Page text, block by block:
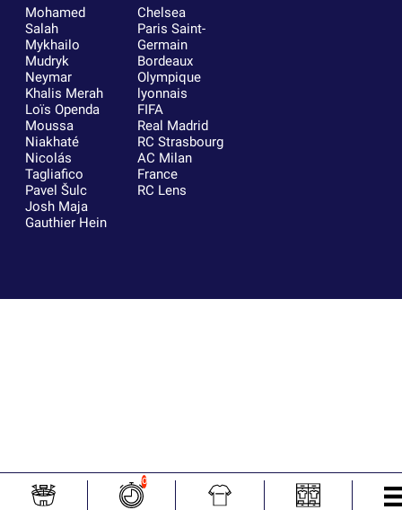
Mohamed
Salah
Mykhailo
Mudryk
Neymar
Khalis Merah
Loïs Openda
Moussa
Niakhaté
Nicolás
Tagliafico
Pavel Šulc
Josh Maja
Gauthier Hein
Chelsea
Paris Saint-
Germain
Bordeaux
Olympique
lyonnais
FIFA
Real Madrid
RC Strasbourg
AC Milan
France
RC Lens
0